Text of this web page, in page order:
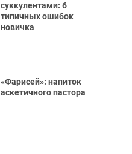
суккулентами: 6
типичных ошибок
новичка
«Фарисей»: напиток
аскетичного пастора